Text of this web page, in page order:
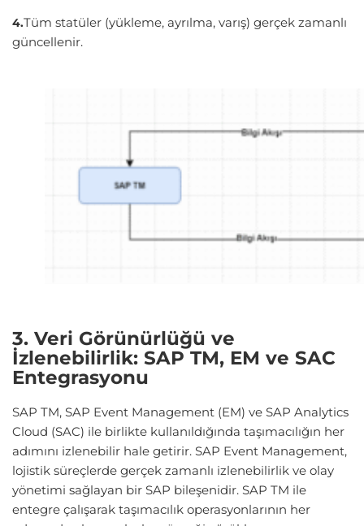
4.Tüm statüler (yükleme, ayrılma, varış) gerçek zamanlı
güncellenir.
3. Veri Görünürlüğü ve
İzlenebilirlik: SAP TM, EM ve SAC
Entegrasyonu
SAP TM, SAP Event Management (EM) ve SAP Analytics
Cloud (SAC) ile birlikte kullanıldığında taşımacılığın her
adımını izlenebilir hale getirir. SAP Event Management,
lojistik süreçlerde gerçek zamanlı izlenebilirlik ve olay
yönetimi sağlayan bir SAP bileşenidir. SAP TM ile
entegre çalışarak taşımacılık operasyonlarının her